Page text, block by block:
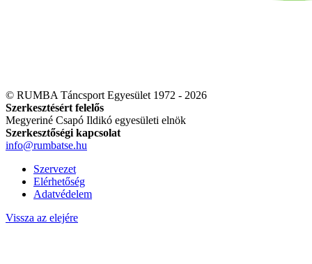
© RUMBA Táncsport Egyesület 1972 - 2026
Szerkesztésért felelős
Megyeriné Csapó Ildikó egyesületi elnök
Szerkesztőségi kapcsolat
info@rumbatse.hu
Szervezet
Elérhetőség
Adatvédelem
Vissza az elejére